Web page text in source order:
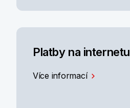
Platby na internetu
Více informací